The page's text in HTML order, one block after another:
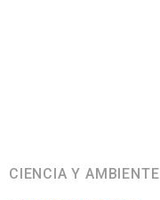
CIENCIA Y AMBIENTE